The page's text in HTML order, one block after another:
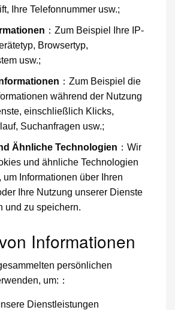
Ihre Telefonnummer usw.;
：Zum Beispiel Ihre IP-
Browsertyp,
usw.;
：Zum Beispiel die
während der Nutzung
einschließlich Klicks,
Suchanfragen usw.;
Ähnliche Technologien ：Wir
und ähnliche Technologien
um Informationen über Ihren
Ihre Nutzung unserer Dienste
und zu speichern.
Informationen
persönlichen
um:：
Dienstleistungen